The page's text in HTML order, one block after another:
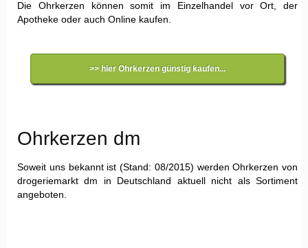
Die Ohrkerzen können somit im Einzelhandel vor Ort, der
Apotheke oder auch Online kaufen.
>> hier Ohrkerzen günstig kaufen...
Ohrkerzen dm
Soweit uns bekannt ist (Stand: 08/2015) werden Ohrkerzen von
drogeriemarkt dm in Deutschland aktuell nicht als Sortiment
angeboten.